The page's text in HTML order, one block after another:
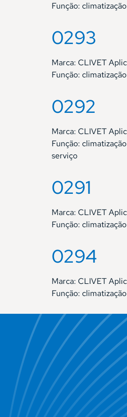
Função:
0293
Marca: CLIVET
Função:
0292
Marca: CLIVET
Função:
serviço
0291
Marca: CLIVET
Função:
0294
Marca: CLIVET
Função: